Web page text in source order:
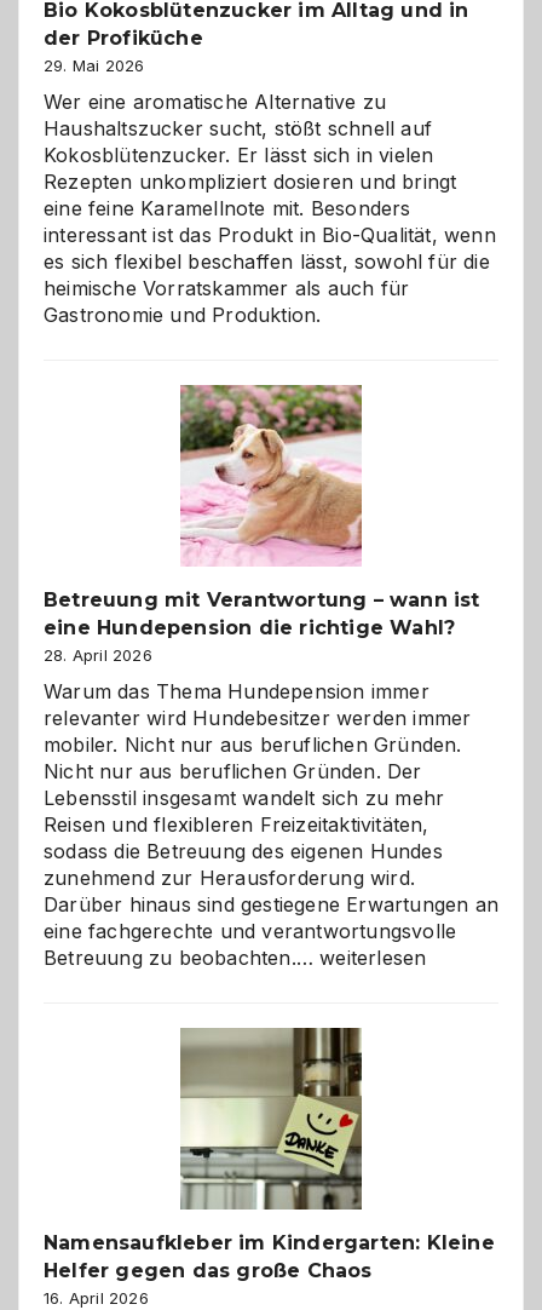
eigenen
Bio Kokosblütenzucker im Alltag und in
der Profiküche
29. Mai 2026
Wer eine aromatische Alternative zu
Haushaltszucker sucht, stößt schnell auf
Kokosblütenzucker. Er lässt sich in vielen
Rezepten unkompliziert dosieren und bringt
eine feine Karamellnote mit. Besonders
interessant ist das Produkt in Bio-Qualität, wenn
es sich flexibel beschaffen lässt, sowohl für die
heimische Vorratskammer als auch für
Gastronomie und Produktion.
Betreuung mit Verantwortung – wann ist
eine Hundepension die richtige Wahl?
28. April 2026
Warum das Thema Hundepension immer
relevanter wird Hundebesitzer werden immer
mobiler. Nicht nur aus beruflichen Gründen.
Nicht nur aus beruflichen Gründen. Der
Lebensstil insgesamt wandelt sich zu mehr
Reisen und flexibleren Freizeitaktivitäten,
sodass die Betreuung des eigenen Hundes
zunehmend zur Herausforderung wird.
Darüber hinaus sind gestiegene Erwartungen an
eine fachgerechte und verantwortungsvolle
Betreuung zu beobachten.…Betreuung
wann
ist
eine
Hundepension
die
richtige
weiterlesen
Namensaufkleber im Kindergarten: Kleine
Helfer gegen das große Chaos
16. April 2026